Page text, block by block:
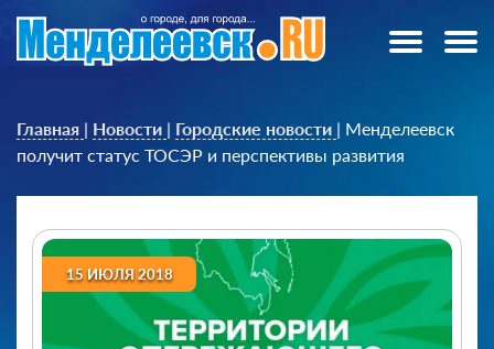
Главная | Новости | Городские новости | Менделеевск
получит статус ТОСЭР и перспективы развития
15 ИЮЛЯ 2018